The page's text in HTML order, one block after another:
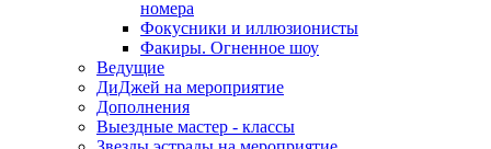
номера
Фокусники и иллюзионисты
Факиры. Огненное шоу
Ведущие
ДиДжей на мероприятие
Дополнения
Выездные мастер - классы